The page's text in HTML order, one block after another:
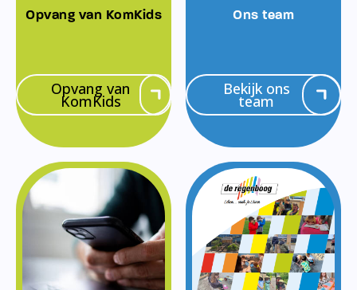
Opvang van KomKids
Opvang van
KomKids
Ons team
Bekijk ons
team